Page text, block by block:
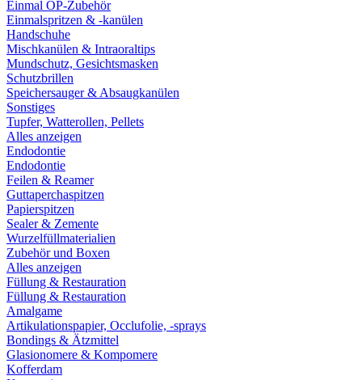
Einmal OP-Zubehör
Einmalspritzen & -kanülen
Handschuhe
Mischkanülen & Intraoraltips
Mundschutz, Gesichtsmasken
Schutzbrillen
Speichersauger & Absaugkanülen
Sonstiges
Tupfer, Watterollen, Pellets
Alles anzeigen
Endodontie
Endodontie
Feilen & Reamer
Guttaperchaspitzen
Papierspitzen
Sealer & Zemente
Wurzelfüllmaterialien
Zubehör und Boxen
Alles anzeigen
Füllung & Restauration
Füllung & Restauration
Amalgame
Artikulationspapier, Occlufolie, -sprays
Bondings & Ätzmittel
Glasionomere & Kompomere
Kofferdam